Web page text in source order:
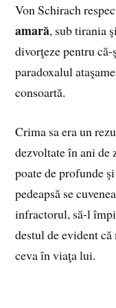
Von Schirach
amară, sub tirania
divorţeze pentru
paradoxalul
consoartă.
Crima sa era un
dezvoltate în ani de
poate de profunde
pedeapsă se
infractorul, să-l
destul de evident că
ceva în viaţa lui.